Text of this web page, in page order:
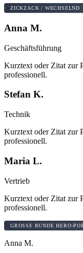
ZICKZACK / WECHSELND
Anna M.
Geschäftsführung
Kurztext oder Zitat zur
professionell.
Stefan K.
Technik
Kurztext oder Zitat zur
professionell.
Maria L.
Vertrieb
Kurztext oder Zitat zur
professionell.
GROSSE RUNDE HERO-
Anna M.